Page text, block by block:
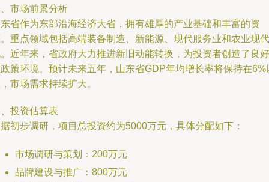
市场前景分析
省作为东部沿海经济大省，拥有雄厚的产业基础和丰富的资
重点领域包括高端装备制造、新能源、现代服务业和农业现代
近年来，省政府大力推进新旧动能转换，为投资者创造了良好
策环境。预计未来五年，山东省GDP年均增长率将保持在6%
市场需求持续扩大。
投资估算表
初步调研，项目总投资约为5000万元，具体分配如下：
市场调研与策划：200万元
品牌建设与推广：800万元